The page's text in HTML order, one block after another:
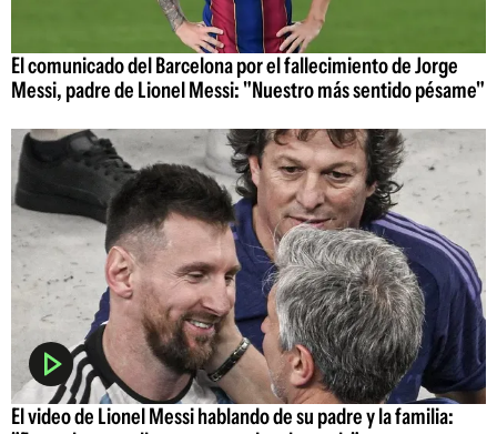
El comunicado del Barcelona por el fallecimiento de Jorge
Messi, padre de Lionel Messi: "Nuestro más sentido pésame"
El video de Lionel Messi hablando de su padre y la familia: